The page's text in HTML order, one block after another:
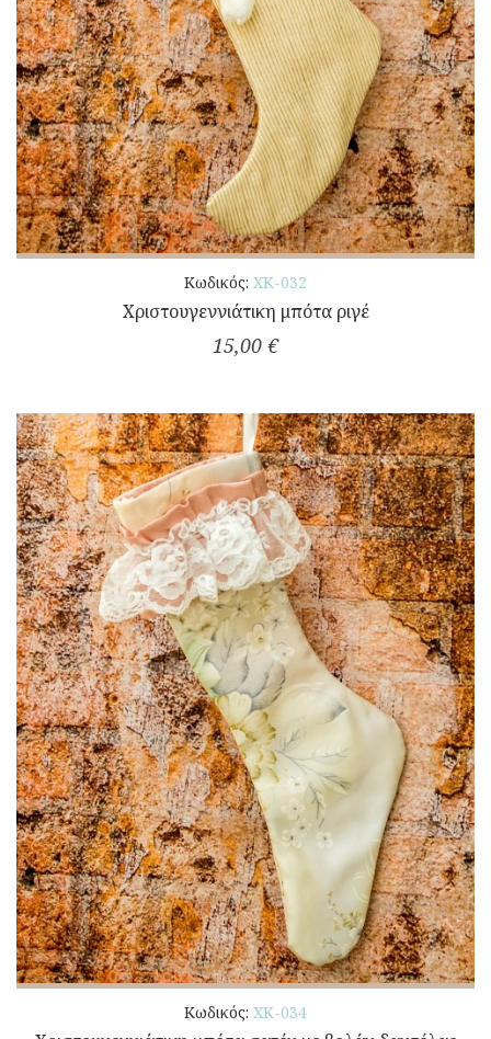
Κωδικός: ΧΚ-032
Χριστουγεννιάτικη μπότα ριγέ
15,00 €
Κωδικός: ΧΚ-034